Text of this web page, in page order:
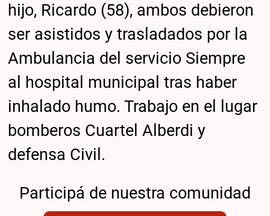
hijo, Ricardo (58), ambos debieron
ser asistidos y trasladados por la
Ambulancia del servicio Siempre
al hospital municipal tras haber
inhalado humo. Trabajo en el lugar
bomberos Cuartel Alberdi y
defensa Civil.
Participá de nuestra comunidad